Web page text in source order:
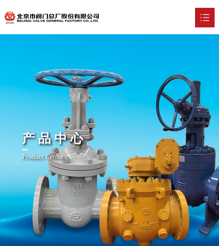
关于我们
新闻中心

技术实力 
行业应用 
招贤纳士 
联系我们 
产品中心
Product Center